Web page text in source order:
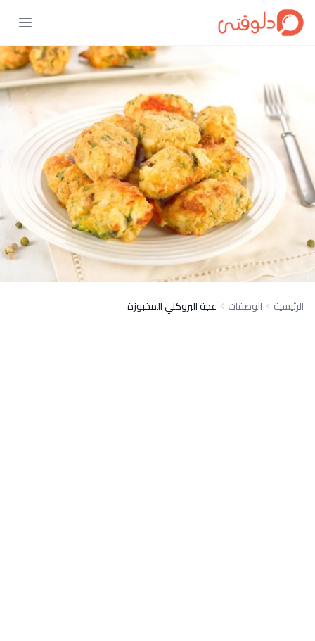
الرئيسية الوصفات عجة البروكلي المخبوزة